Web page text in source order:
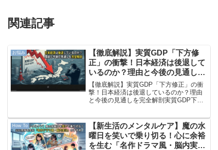
関連記事
お悩み
【徹底解説】実質GDP「下方修
正」の衝撃！日本経済は後退して
いるのか？理由と今後の見通しを
完全解剖
【徹底解説】実質GDP「下方修正」の衝
撃！日本経済は後退しているのか？理由
と今後の見通しを完全解剖実質GDP下方
不安を感じたことはないでしょうか。
「景気が良くなってい...
How To
【新生活のメンタルケア】魔の水
曜日を笑いで乗り切る！心に余裕
を生む「名作ドラマ風・脳内実